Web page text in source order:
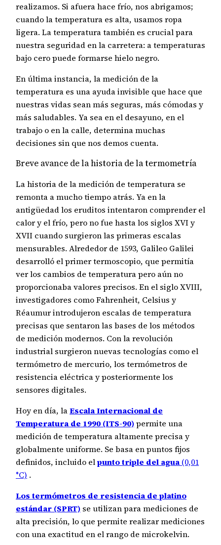
realizamos. Si afuera hace frío, nos abrigamos;
cuando la temperatura es alta, usamos ropa
ligera. La temperatura también es crucial para
nuestra seguridad en la carretera: a temperaturas
bajo cero puede formarse hielo negro.
En última instancia, la medición de la
temperatura es una ayuda invisible que hace que
nuestras vidas sean más seguras, más cómodas y
más saludables. Ya sea en el desayuno, en el
trabajo o en la calle, determina muchas
decisiones sin que nos demos cuenta.
Breve avance de la historia de la termometría
La historia de la medición de temperatura se
remonta a mucho tiempo atrás. Ya en la
antigüedad los eruditos intentaron comprender el
calor y el frío, pero no fue hasta los siglos XVI y
XVII cuando surgieron las primeras escalas
mensurables. Alrededor de 1593, Galileo Galilei
desarrolló el primer termoscopio, que permitía
ver los cambios de temperatura pero aún no
proporcionaba valores precisos. En el siglo XVIII,
investigadores como Fahrenheit, Celsius y
Réaumur introdujeron escalas de temperatura
precisas que sentaron las bases de los métodos
de medición modernos. Con la revolución
industrial surgieron nuevas tecnologías como el
termómetro de mercurio, los termómetros de
resistencia eléctrica y posteriormente los
sensores digitales.
Hoy en día, laEscala Internacional de
Temperatura de 1990 (ITS-90) permite una
medición de temperatura altamente precisa y
globalmente uniforme. Se basa en puntos fijos
definidos, incluido elpunto triple del agua (0,01
°C) .
Los termómetros de resistencia de platino
estándar (SPRT) se utilizan para mediciones de
alta precisión, lo que permite realizar mediciones
con una exactitud en el rango de microkelvin.